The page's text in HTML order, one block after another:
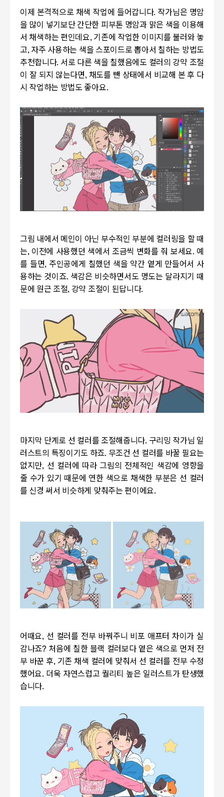
이제 본격적으로 채색 작업에 들어갑니다. 작가님은 명암
을 많이 넣기보단 간단한 피부톤 명암과 맑은 색을 이용해
서 채색하는 편인데요, 기존에 작업한 이미지를 불러와 놓
고, 자주 사용하는 색을 스포이드로 뽑아서 칠하는 방법도
추천합니다. 서로 다른 색을 칠했음에도 컬러의 강약 조절
이 잘 되지 않는다면, 채도를 뺀 상태에서 비교해 본 후 다
시 작업하는 방법도 좋아요.
그림 내에서 메인이 아닌 부수적인 부분에 컬러링을 할 때
는, 이전에 사용했던 색에서 조금씩 변화를 줘 보세요. 예
를 들면, 주인공에게 칠했던 색을 약간 옅게 만들어서 사
용하는 것이죠. 색감은 비슷하면서도 명도는 달라지기 때
문에 원근 조절, 강약 조절이 된답니다.
마지막 단계로 선 컬러를 조절해줍니다. 구리밍 작가님 일
러스트의 특징이기도 하죠. 무조건 선 컬러를 바꿀 필요는
없지만, 선 컬러에 따라 그림의 전체적인 색감에 영향을
줄 수가 있기 때문에 연한 색으로 채색한 부분은 선 컬러
를 신경 써서 비슷하게 맞춰주는 편이에요.
어때요, 선 컬러를 전부 바꿔주니 비포 애프터 차이가 실
감나죠? 처음에 칠한 블랙 컬러보다 옅은 색으로 먼저 전
부 바꾼 후, 기존 채색 컬러에 맞춰서 선 컬러를 전부 수정
했어요. 더욱 자연스럽고 퀄리티 높은 일러스트가 탄생했
습니다.